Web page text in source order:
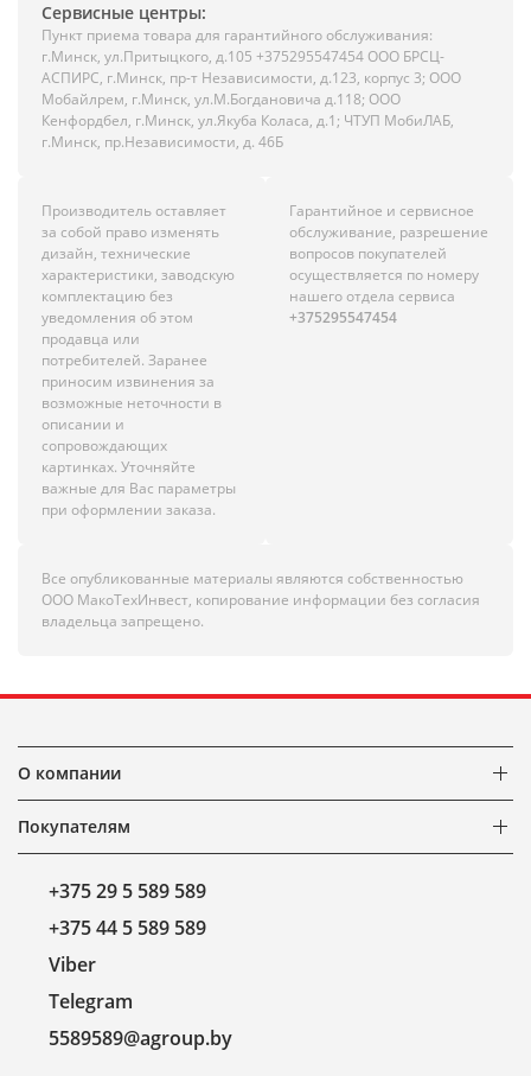
Сервисные центры:
Пункт приема товара для гарантийного обслуживания:
г.Минск, ул.Притыцкого, д.105 +375295547454 ООО БРСЦ-
АСПИРС, г.Минск, пр-т Независимости, д.123, корпус 3; ООО
Мобайлрем, г.Минск, ул.М.Богдановича д.118; ООО
Кенфордбел, г.Минск, ул.Якуба Коласа, д.1; ЧТУП МобиЛАБ,
г.Минск, пр.Независимости, д. 46Б
Производитель оставляет
за собой право изменять
дизайн, технические
характеристики, заводскую
комплектацию без
уведомления об этом
продавца или
потребителей. Заранее
приносим извинения за
возможные неточности в
описании и
сопровождающих
картинках. Уточняйте
важные для Вас параметры
при оформлении заказа.
Гарантийное и сервисное
обслуживание, разрешение
вопросов покупателей
осуществляется по номеру
нашего отдела сервиса
+375295547454
Все опубликованные материалы являются собственностью
ООО МакоТехИнвест, копирование информации без согласия
владельца запрещено.
О компании
Покупателям
+375 29 5 589 589
+375 44 5 589 589
Viber
Telegram
5589589@agroup.by